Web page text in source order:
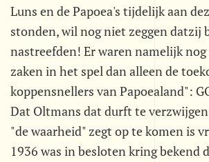
Luns en de Papoea's tijdelijk aan
stonden, wil nog niet zeggen datzij
nastreefden! Er waren namelijk
zaken in het spel dan alleen de
koppensnellers van Papoealand":
Dat Oltmans dat durft te
"de waarheid" zegt op te komen is
1936 was in besloten kring bekend